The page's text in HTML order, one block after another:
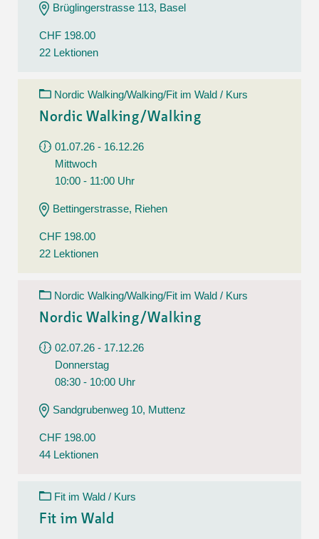
Brüglingerstrasse 113, Basel
CHF 198.00
22 Lektionen
Nordic Walking/Walking/Fit im Wald / Kurs
Nordic Walking/Walking
01.07.26 - 16.12.26
Mittwoch
10:00 - 11:00 Uhr
Bettingerstrasse, Riehen
CHF 198.00
22 Lektionen
Nordic Walking/Walking/Fit im Wald / Kurs
Nordic Walking/Walking
02.07.26 - 17.12.26
Donnerstag
08:30 - 10:00 Uhr
Sandgrubenweg 10, Muttenz
CHF 198.00
44 Lektionen
Fit im Wald / Kurs
Fit im Wald